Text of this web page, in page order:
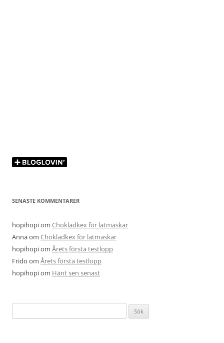
SENASTE KOMMENTARER
hopihopiom Chokladkex för latmaskar
Annaom Chokladkex för latmaskar
hopihopiom Årets första testlopp
Frido om Årets första testlopp
hopihopiom Hänt sen senast
efter: